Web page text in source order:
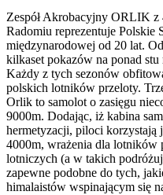
Zespół Akrobacyjny ORLIK
Radomiu reprezentuje Polskie
międzynarodowej od 20 lat.
kilkaset pokazów na ponad
Każdy z tych sezonów
polskich lotników przeloty.
Orlik to samolot o zasięgu
9000m. Dodając, iż kabina
hermetyzacji, piloci korzystają
4000m, wrażenia dla lotników
lotniczych (a w takich
zapewne podobne do tych,
himalaistów wspinającym się